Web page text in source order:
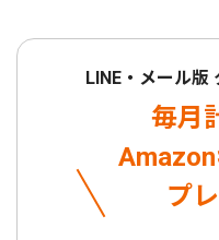
LINE・メール版
毎月
プ